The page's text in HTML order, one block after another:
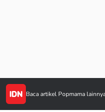
Baca artikel Popmama